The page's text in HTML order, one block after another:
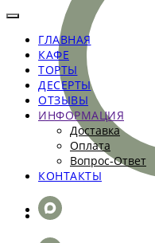
ГЛАВНАЯ
КАФЕ
ТОРТЫ
ДЕСЕРТЫ
ОТЗЫВЫ
ИНФОРМАЦИЯ
Доставка
Оплата
Вопрос-Ответ
КОНТАКТЫ